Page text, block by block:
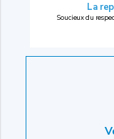
La
Soucieux du